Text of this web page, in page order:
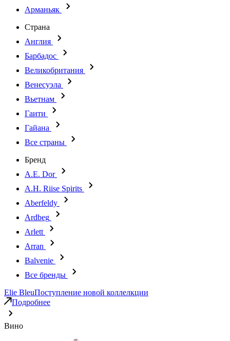
Арманьяк
Страна
Англия
Барбадос
Великобритания
Венесуэла
Вьетнам
Гаити
Гайана
Все страны
Бренд
A.E. Dor
A.H. Riise Spirits
Aberfeldy
Ardbeg
Arlett
Arran
Balvenie
Все бренды
Elie BleuПоступление новой коллелкции
Подробнее
Вино